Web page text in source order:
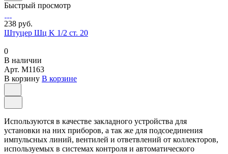
Быстрый просмотр
238 руб.
Штуцер Шц K 1/2 ст. 20
0
В наличии
Арт. M1163
В корзину В корзине
Используются в качестве закладного устройства для
установки на них приборов, а так же для подсоединения
импульсных линий, вентилей и ответвлений от коллекторов,
используемых в системах контроля и автоматического